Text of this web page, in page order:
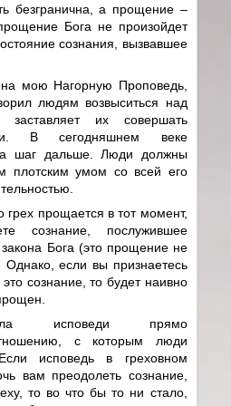
безгранична, а прощение –
Бога не произойдет
сознания, вызвавшее
мою Нагорную Проповедь,
людям возвыситься над
заставляет их совершать
В сегодняшнем веке
шаг дальше. Люди должны
плотским умом со всей его
грех прощается в тот момент,
сознание, послужившее
Бога (это прощение не
если вы признаетесь
сознание, то будет наивно
исповеди прямо
с которым люди
исповедь в греховном
вам преодолеть сознание,
то во что бы то ни стало,